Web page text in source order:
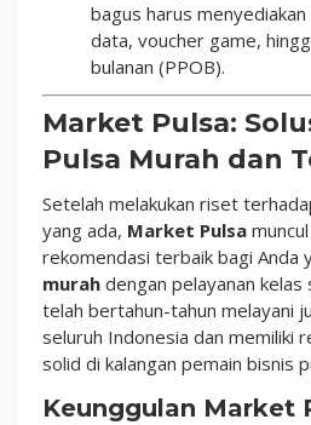
bagus harus
data, voucher game,
bulanan (PPOB).
Market Pulsa:
Pulsa Murah dan
Setelah melakukan riset
yang ada, Market Pulsa
rekomendasi terbaik bagi Anda
murah dengan pelayanan kelas
telah bertahun-tahun melayani
seluruh Indonesia dan memiliki
solid di kalangan pemain bisnis
Keunggulan Market